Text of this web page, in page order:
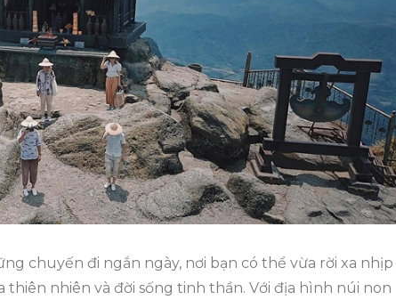
chuyến đi ngắn ngày, nơi bạn có thể vừa rời xa nhịp
thiên nhiên và đời sống tinh thần. Với địa hình núi non